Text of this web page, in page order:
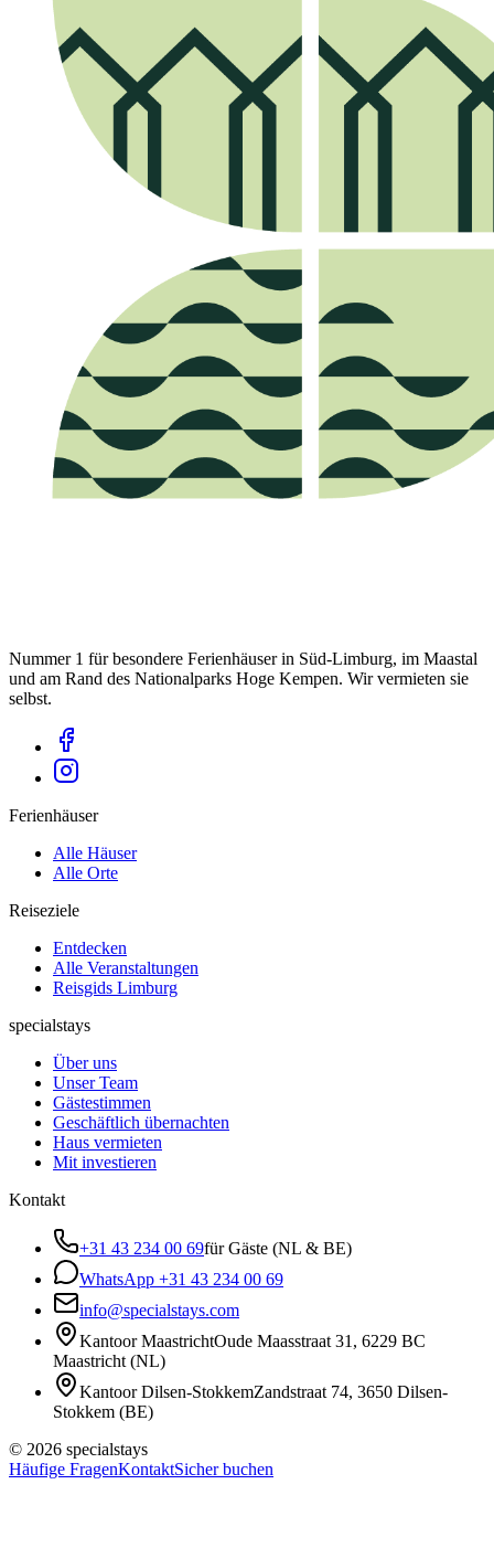
Nummer 1 für besondere Ferienhäuser in Süd-Limburg, im Maastal
und am Rand des Nationalparks Hoge Kempen. Wir vermieten sie
selbst.
Ferienhäuser
Alle Häuser
Alle Orte
Reiseziele
Entdecken
Alle Veranstaltungen
Reisgids Limburg
specialstays
Über uns
Unser Team
Gästestimmen
Geschäftlich übernachten
Haus vermieten
Mit investieren
Kontakt
+31 43 234 00 69für Gäste (NL & BE)
WhatsApp +31 43 234 00 69
info@specialstays.com
Kantoor MaastrichtOude Maasstraat 31 , 6229 BC
Maastricht (NL)
Kantoor Dilsen-StokkemZandstraat 74, 3650 Dilsen-
Stokkem (BE)
© 2026 specialstays
Häufige FragenKontaktSicher buchen